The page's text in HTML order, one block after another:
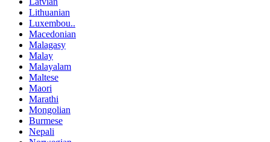
Lithuanian
Luxembou..
Macedonian
Malagasy
Malay
Malayalam
Maltese
Maori
Marathi
Mongolian
Burmese
Nepali